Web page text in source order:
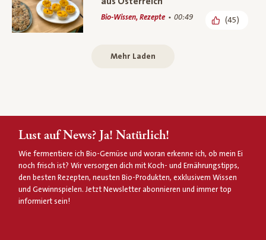
Bio-Wissen, Rezepte 00:49 (45)
Mehr Laden
Lust auf News? Ja! Natürlich!
Wie fermentiere ich Bio-Gemüse und woran erkenne ich, ob mein Ei
noch frisch ist? Wir versorgen dich mit Koch- und Ernährungstipps,
den besten Rezepten, neusten Bio-Produkten, exklusivem Wissen
und Gewinnspielen. Jetzt Newsletter abonnieren und immer top
informiert sein!